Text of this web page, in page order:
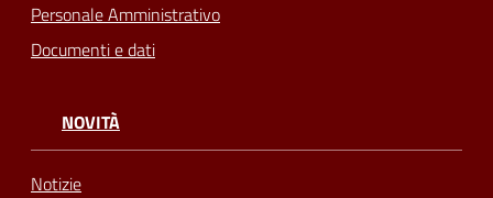
Personale Amministrativo
Documenti e dati
NOVITÀ
Notizie